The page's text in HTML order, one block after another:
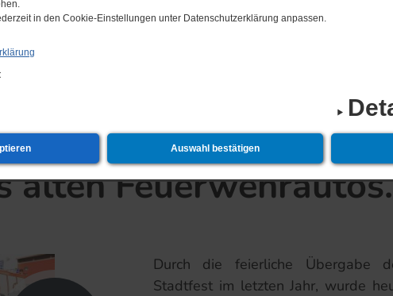
in den Cookie-Einstellungen unter Datenschutzerklärung anpassen.
Auswahl bestätigen
19.​12.​2026 2.
alten Feuerwehrautos.
Durch die feierliche Übergabe
Stadtfest im letzten Jahr, wurde